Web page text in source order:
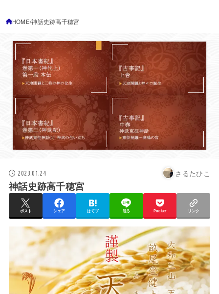
HOME 神話史跡高千穂宮
2023.01.24 さるたひこ
神話史跡高千穂宮
ポスト シェア はてブ 送る Pocket リンク